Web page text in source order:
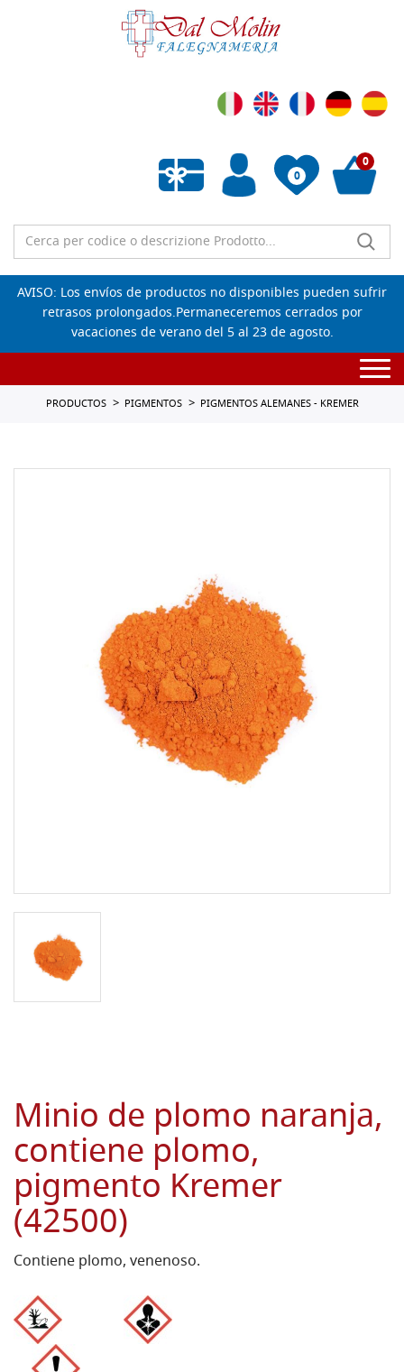
0
Lista de deseos vacía
0
AVISO: Los envíos de productos no disponibles pueden sufrir
retrasos prolongados.Permaneceremos cerrados por
vacaciones de verano del 5 al 23 de agosto.
PRODUCTOS PIGMENTOS PIGMENTOS ALEMANES - KREMER
Minio de plomo naranja,
contiene plomo,
pigmento Kremer
(42500)
Contiene plomo, venenoso.